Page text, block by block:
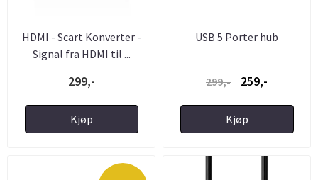
HDMI - Scart Konverter -
Signal fra HDMI til ...
299,-
Kjøp
USB 5 Porter hub
299,- 259,-
Kjøp